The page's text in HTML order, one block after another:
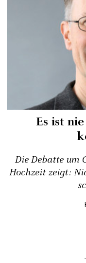
Es ist
Die Debatte um
Hochzeit zeigt: